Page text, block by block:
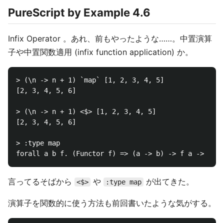
PureScript by Example 4.6
Infix Operator 。あれ、前もやったような……。中置演算
子や中置関数適用 (infix function application) か。
> (\n -> n + 1) `map` [1, 2, 3, 4, 5]
[2, 3, 4, 5, 6]
> (\n -> n + 1) <$> [1, 2, 3, 4, 5]
[2, 3, 4, 5, 6]
> :type map
言ってるそばから <$> や :type map が出てきた。
演算子を関数的に使う方法も前回書いたような気がする。